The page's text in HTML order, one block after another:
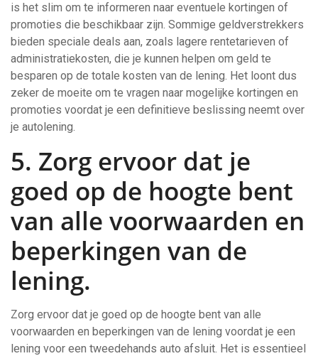
is het slim om te informeren naar eventuele kortingen of
promoties die beschikbaar zijn. Sommige geldverstrekkers
bieden speciale deals aan, zoals lagere rentetarieven of
administratiekosten, die je kunnen helpen om geld te
besparen op de totale kosten van de lening. Het loont dus
zeker de moeite om te vragen naar mogelijke kortingen en
promoties voordat je een definitieve beslissing neemt over
je autolening.
5. Zorg ervoor dat je
goed op de hoogte bent
van alle voorwaarden en
beperkingen van de
lening.
Zorg ervoor dat je goed op de hoogte bent van alle
voorwaarden en beperkingen van de lening voordat je een
lening voor een tweedehands auto afsluit. Het is essentieel